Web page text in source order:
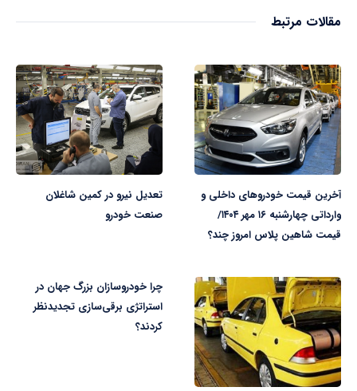
مقالات مرتبط
آخرین قیمت خودروهای داخلی و
وارداتی چهارشنبه ۱۶ مهر ۱۴۰۴/
قیمت شاهین پلاس امروز چند؟
تعدیل نیرو در کمین شاغلان
صنعت خودرو
چرا خودروسازان بزرگ جهان در
استراتژی برقی‌سازی تجدیدنظر
کردند؟